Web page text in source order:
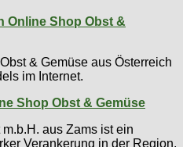
Online Shop Obst &
& Gemüse aus Österreich
im Internet.
Shop Obst & Gemüse
aus Zams ist ein
Verankerung in der Region,